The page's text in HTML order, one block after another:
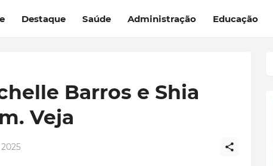
Destaque Saúde Administração Educação
Barros e Shia
Veja